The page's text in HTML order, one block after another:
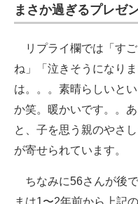
まさか過ぎるプレゼ
リプライ欄では「す
ね」「泣きそうになり
は。。。素晴らしいと
か笑。暖かいです。。
と、子を思う親のやさ
が寄せられています。
ちなみに56さんが後